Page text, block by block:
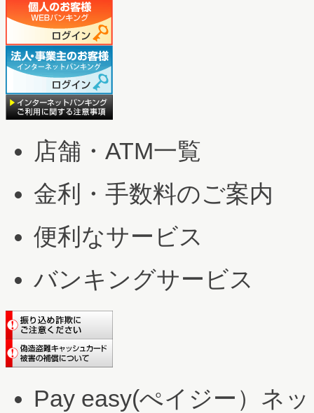
店舗・ATM一覧
金利・手数料のご案内
便利なサービス
バンキングサービス
Pay easy(ぺイジー）ネ